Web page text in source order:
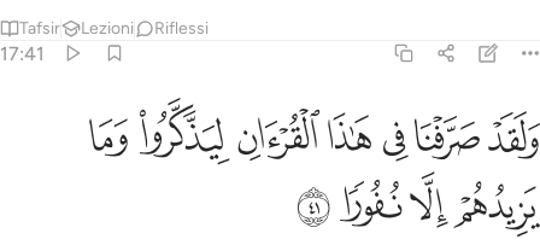
Tafsir Lezioni Riflessi
17:41
ولقد صرفنا في هاذا القران ليذكروا وما يزيدهم الا نفورا ٤١
وَلَقَدْ صَرَّفْنَا فِى هَـٰذَا ٱلْقُرْءَانِ لِيَذَّكَّرُوا۟ وَمَا يَزِيدُهُمْ إِلَّا نُفُورًۭا ٤١
ﱢﱣﱤﱥﱦ ﱧﱨ
ﱩﱪﱫﱬ